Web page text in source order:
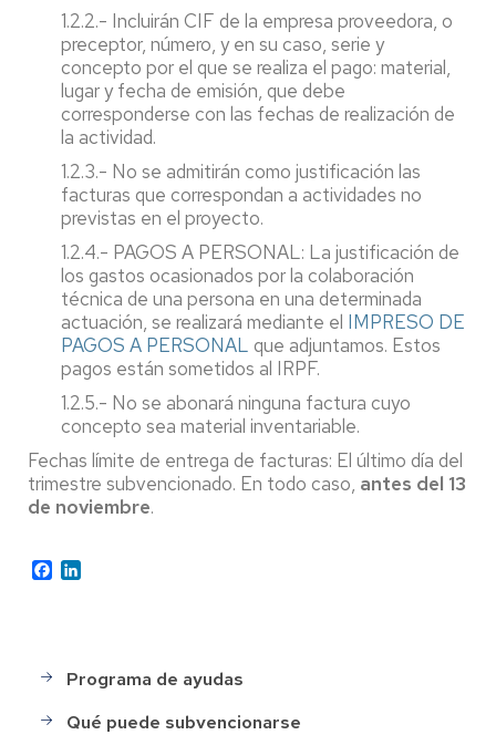
1.2.2.- Incluirán CIF de la empresa proveedora, o
preceptor, número, y en su caso, serie y
concepto por el que se realiza el pago: material,
lugar y fecha de emisión, que debe
corresponderse con las fechas de realización de
la actividad.
1.2.3.- No se admitirán como justificación las
facturas que correspondan a actividades no
previstas en el proyecto.
1.2.4.- PAGOS A PERSONAL: La justificación de
los gastos ocasionados por la colaboración
técnica de una persona en una determinada
actuación, se realizará mediante el IMPRESO DE
PAGOS A PERSONAL que adjuntamos. Estos
pagos están sometidos al IRPF.
1.2.5.- No se abonará ninguna factura cuyo
concepto sea material inventariable.
Fechas límite de entrega de facturas: El último día del
trimestre subvencionado. En todo caso, antes del 13
de noviembre.
Facebook
MENÚ
PRINCIPAL
Programa de ayudas
Qué puede subvencionarse